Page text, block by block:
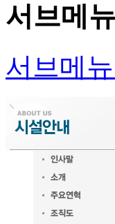
서브메뉴
서브메